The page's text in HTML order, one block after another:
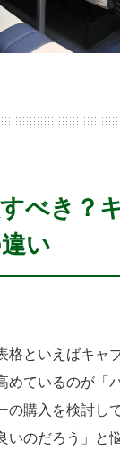
べき？
い
格といえばキャ
めているのが「
の購入を検討し
いのだろう」と